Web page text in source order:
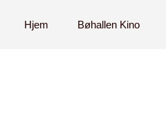
Hjem Bøhallen Kino